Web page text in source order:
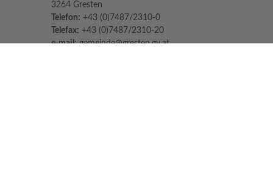
3264 Gresten
Telefon: +43 (0)7487/2310-0
Telefax: +43 (0)7487/2310-20
e-mail: gemeinde@gresten.gv.at